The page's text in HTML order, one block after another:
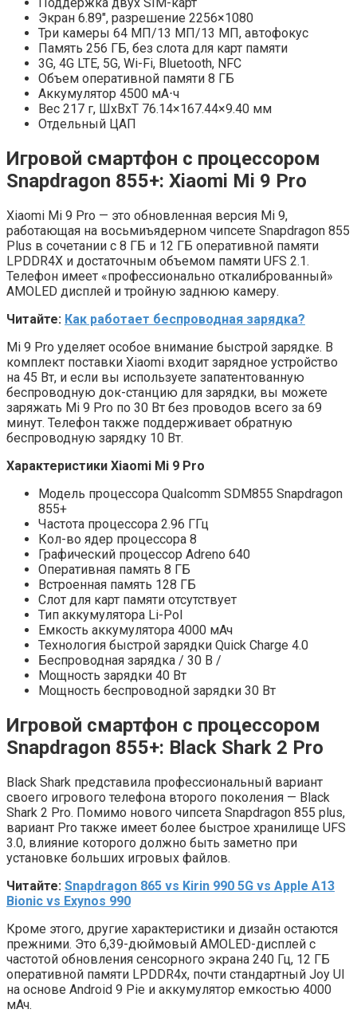
Экран 6.89″, разрешение 2256×1080
Три камеры 64 МП/13 МП/13 МП, автофокус
Память 256 ГБ, без слота для карт памяти
3G, 4G LTE, 5G, Wi-Fi, Bluetooth, NFC
Объем оперативной памяти 8 ГБ
Аккумулятор 4500 мА⋅ч
Вес 217 г, ШxВxТ 76.14×167.44×9.40 мм
Отдельный ЦАП
Игровой смартфон с процессором
Snapdragon 855+: Xiaomi Mi 9 Pro
Xiaomi Mi 9 Pro — это обновленная версия Mi 9,
работающая на восьмиъядерном чипсете Snapdragon 855
Plus в сочетании с 8 ГБ и 12 ГБ оперативной памяти
LPDDR4X и достаточным объемом памяти UFS 2.1.
Телефон имеет «профессионально откалиброванный»
AMOLED дисплей и тройную заднюю камеру.
Читайте: Как работает беспроводная зарядка?
Mi 9 Pro уделяет особое внимание быстрой зарядке. В
комплект поставки Xiaomi входит зарядное устройство
на 45 Вт, и если вы используете запатентованную
беспроводную док-станцию ​​для зарядки, вы можете
заряжать Mi 9 Pro по 30 Вт без проводов всего за 69
минут. Телефон также поддерживает обратную
беспроводную зарядку 10 Вт.
Характеристики Xiaomi Mi 9 Pro
Модель процессора Qualcomm SDM855 Snapdragon
855+
Частота процессора 2.96 ГГц
Кол-во ядер процессора 8
Графический процессор Adreno 640
Оперативная память 8 ГБ
Встроенная память 128 ГБ
Слот для карт памяти отсутствует
Тип аккумулятора Li-Pol
Емкость аккумулятора 4000 мАч
Технология быстрой зарядки Quick Charge 4.0
Беспроводная зарядка / 30 В /
Мощность зарядки 40 Вт
Мощность беспроводной зарядки 30 Вт
Игровой смартфон с процессором
Snapdragon 855+: Black Shark 2 Pro
Black Shark представила профессиональный вариант
своего игрового телефона второго поколения — Black
Shark 2 Pro. Помимо нового чипсета Snapdragon 855 plus,
вариант Pro также имеет более быстрое хранилище UFS
3.0, влияние которого должно быть заметно при
установке больших игровых файлов.
Читайте: Snapdragon 865 vs Kirin 990 5G vs Apple A13
Bionic vs Exynos 990
Кроме этого, другие характеристики и дизайн остаются
прежними. Это 6,39-дюймовый AMOLED-дисплей с
частотой обновления сенсорного экрана 240 Гц, 12 ГБ
оперативной памяти LPDDR4x, почти стандартный Joy UI
на основе Android 9 Pie и аккумулятор емкостью 4000
мАч.